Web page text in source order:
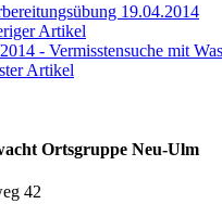
19.04.2014
Artikel
- Vermisstensuche mit
Artikel
Ortsgruppe Neu-Ulm
42